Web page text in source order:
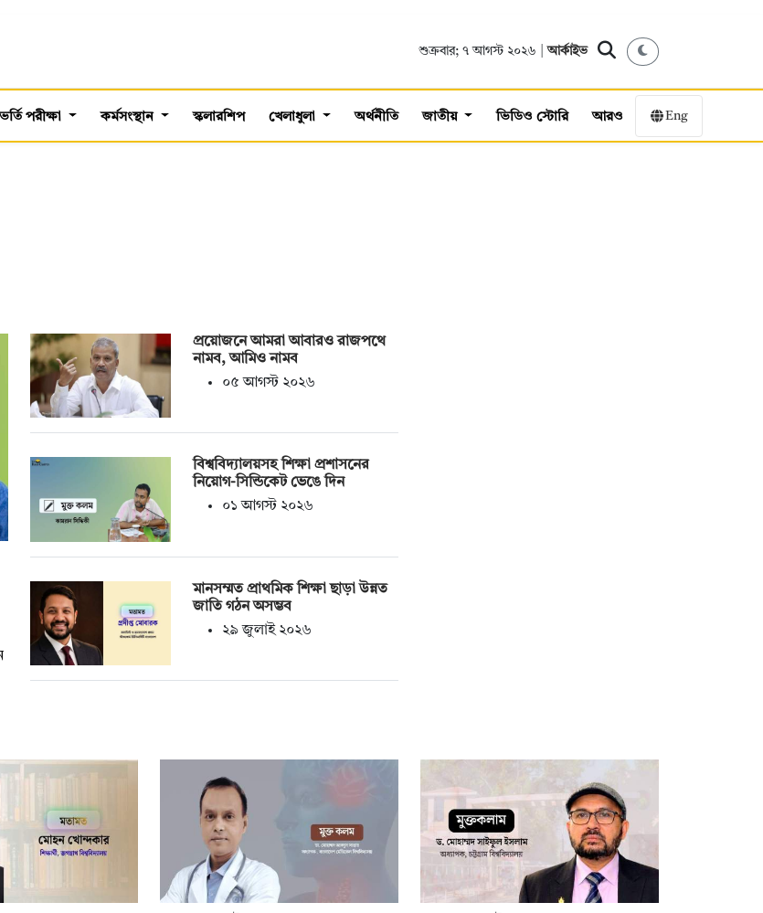
শুক্রবার; ৭ আগস্ট ২০২৬ |আর্কাইভ
ভর্তি পরীক্ষা কর্মসংস্থান স্কলারশিপ খেলাধুলা অর্থনীতি জাতীয় ভিডিও স্টোরি আরও Eng
প্রয়োজনে আমরা আবারও রাজপথে
নামব, আমিও নামব
০৫ আগস্ট ২০২৬
বিশ্ববিদ্যালয়সহ শিক্ষা প্রশাসনের
নিয়োগ-সিন্ডিকেট ভেঙে দিন
০১ আগস্ট ২০২৬
মানসম্মত প্রাথমিক শিক্ষা ছাড়া উন্নত
জাতি গঠন অসম্ভব
২৯ জুলাই ২০২৬